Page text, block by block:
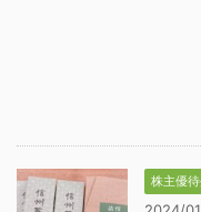
株主優